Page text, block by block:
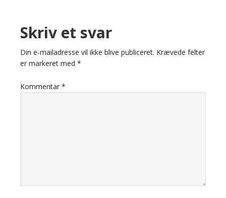
Skriv et svar
Din e-mailadresse vil ikke blive publiceret. Krævede felter
er markeret med *
Kommentar *